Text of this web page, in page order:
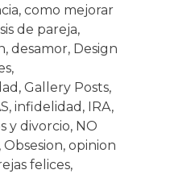
, como mejorar
de pareja,
, desamor, Design
,
, Gallery Posts,
, infidelidad , IRA,
y divorcio, NO
, Obsesion, opinion
felices,